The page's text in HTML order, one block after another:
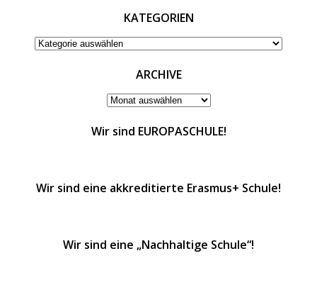
KATEGORIEN
KATEGORIEN
ARCHIVE
ARCHIVE
Wir sind EUROPASCHULE!
Wir sind eine akkreditierte Erasmus+ Schule!
Wir sind eine „Nachhaltige Schule“!